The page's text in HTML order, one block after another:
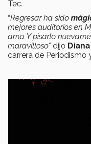
Tec.
“Regresar ha sido
mejores auditorios en
amo. Y pisarlo
maravilloso" dijo
carrera de Periodismo